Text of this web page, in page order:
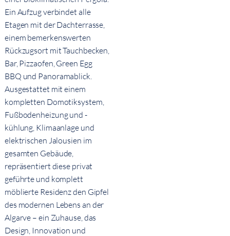
Ein Aufzug verbindet alle
Etagen mit der Dachterrasse,
einem bemerkenswerten
Rückzugsort mit Tauchbecken,
Bar, Pizzaofen, Green Egg
BBQ und Panoramablick.
Ausgestattet mit einem
kompletten Domotiksystem,
Fußbodenheizung und -
kühlung, Klimaanlage und
elektrischen Jalousien im
gesamten Gebäude,
repräsentiert diese privat
geführte und komplett
möblierte Residenz den Gipfel
des modernen Lebens an der
Algarve – ein Zuhause, das
Design, Innovation und